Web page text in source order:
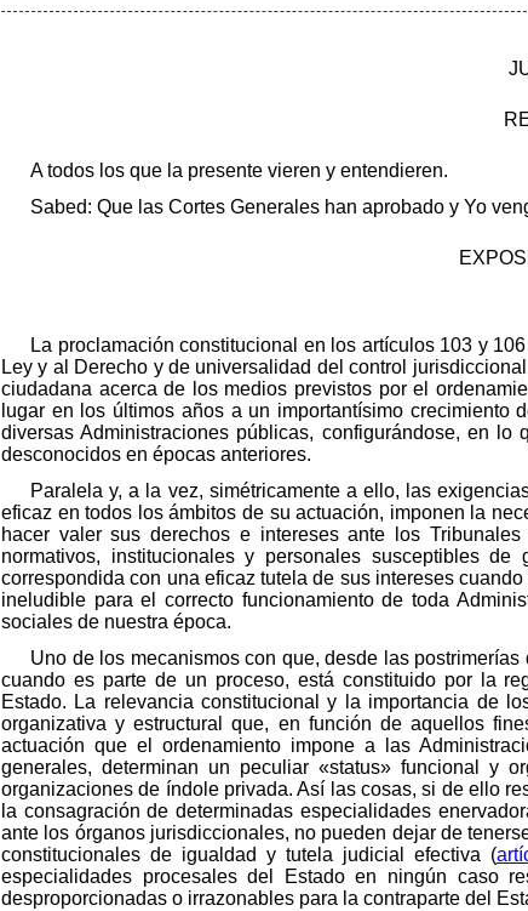
A todos los que la presente vieren y entendieren.
Sabed: Que las Cortes Generales han aprobado y Yo
La proclamación constitucional en los artículos 103 y
Ley y al Derecho y de universalidad del control
ciudadana acerca de los medios previstos por el
lugar en los últimos años a un importantísimo
diversas Administraciones públicas, configurándose, en
desconocidos en épocas anteriores.
Paralela y, a la vez, simétricamente a ello, las
eficaz en todos los ámbitos de su actuación, imponen la
hacer valer sus derechos e intereses ante los
normativos, institucionales y personales susceptibles
correspondida con una eficaz tutela de sus intereses
ineludible para el correcto funcionamiento de toda
sociales de nuestra época.
Uno de los mecanismos con que, desde las
cuando es parte de un proceso, está constituido por la
Estado. La relevancia constitucional y la importancia de
organizativa y estructural que, en función de aquellos
actuación que el ordenamiento impone a las
generales, determinan un peculiar «status» funcional y
organizaciones de índole privada. Así las cosas, si de ello
la consagración de determinadas especialidades
ante los órganos jurisdiccionales, no pueden dejar de
constitucionales de igualdad y tutela judicial efectiva (
especialidades procesales del Estado en ningún caso
desproporcionadas o irrazonables para la contraparte del